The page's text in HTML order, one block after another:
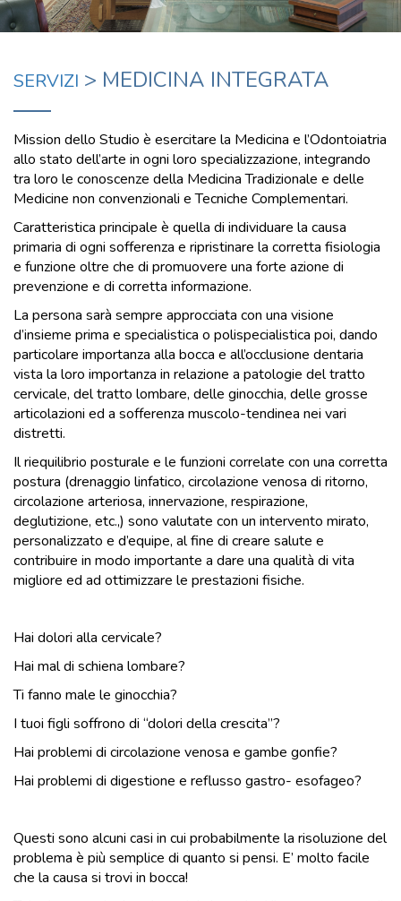
SERVIZI > MEDICINA INTEGRATA
Mission dello Studio è esercitare la Medicina e l’Odontoiatria
allo stato dell’arte in ogni loro specializzazione, integrando
tra loro le conoscenze della Medicina Tradizionale e delle
Medicine non convenzionali e Tecniche Complementari.
Caratteristica principale è quella di individuare la causa
primaria di ogni sofferenza e ripristinare la corretta fisiologia
e funzione oltre che di promuovere una forte azione di
prevenzione e di corretta informazione.
La persona sarà sempre approcciata con una visione
d’insieme prima e specialistica o polispecialistica poi, dando
particolare importanza alla bocca e all’occlusione dentaria
vista la loro importanza in relazione a patologie del tratto
cervicale, del tratto lombare, delle ginocchia, delle grosse
articolazioni ed a sofferenza muscolo-tendinea nei vari
distretti.
Il riequilibrio posturale e le funzioni correlate con una corretta
postura (drenaggio linfatico, circolazione venosa di ritorno,
circolazione arteriosa, innervazione, respirazione,
deglutizione, etc.,) sono valutate con un intervento mirato,
personalizzato e d’equipe, al fine di creare salute e
contribuire in modo importante a dare una qualità di vita
migliore ed ad ottimizzare le prestazioni fisiche.
Hai dolori alla cervicale?
Hai mal di schiena lombare?
Ti fanno male le ginocchia?
I tuoi figli soffrono di “dolori della crescita”?
Hai problemi di circolazione venosa e gambe gonfie?
Hai problemi di digestione e reflusso gastro- esofageo?
Questi sono alcuni casi in cui probabilmente la risoluzione del
problema è più semplice di quanto si pensi. E’ molto facile
che la causa si trovi in bocca!